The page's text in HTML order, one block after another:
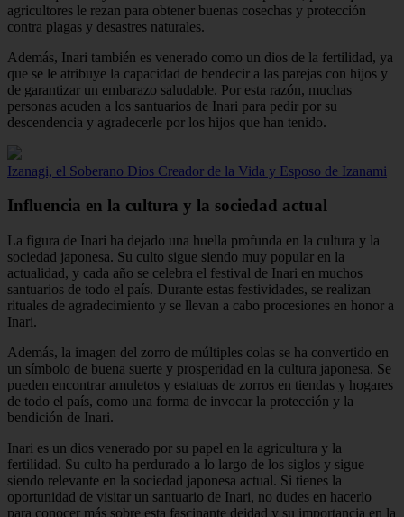
agricultores le rezan para obtener buenas cosechas y protección
contra plagas y desastres naturales.
Además, Inari también es venerado como un dios de la fertilidad, ya
que se le atribuye la capacidad de bendecir a las parejas con hijos y
de garantizar un embarazo saludable. Por esta razón, muchas
personas acuden a los santuarios de Inari para pedir por su
descendencia y agradecerle por los hijos que han tenido.
Izanagi, el Soberano Dios Creador de la Vida y Esposo de Izanami
Influencia en la cultura y la sociedad actual
La figura de Inari ha dejado una huella profunda en la cultura y la
sociedad japonesa. Su culto sigue siendo muy popular en la
actualidad, y cada año se celebra el festival de Inari en muchos
santuarios de todo el país. Durante estas festividades, se realizan
rituales de agradecimiento y se llevan a cabo procesiones en honor a
Inari.
Además, la imagen del zorro de múltiples colas se ha convertido en
un símbolo de buena suerte y prosperidad en la cultura japonesa. Se
pueden encontrar amuletos y estatuas de zorros en tiendas y hogares
de todo el país, como una forma de invocar la protección y la
bendición de Inari.
Inari es un dios venerado por su papel en la agricultura y la
fertilidad. Su culto ha perdurado a lo largo de los siglos y sigue
siendo relevante en la sociedad japonesa actual. Si tienes la
oportunidad de visitar un santuario de Inari, no dudes en hacerlo
para conocer más sobre esta fascinante deidad y su importancia en la